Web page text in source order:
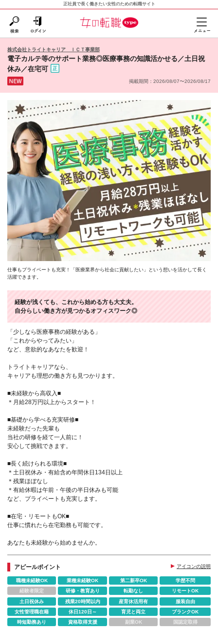
正社員で長く働きたい女性のための転職サイト
株式会社トライトキャリア ＩＣＴ事業部
電子カルテ等のサポート業務◎医療事務の知識活かせる／土日祝
休み／在宅可
掲載期間：2026/08/07〜2026/08/17
仕事もプライベートも充実！「医療業界から社会に貢献したい」という想いを活かして長く
活躍できます。
経験が浅くても、これから始める方も大丈夫。
自分らしい働き方が見つかるオフィスワーク◎
「少しなら医療事務の経験がある」
「これからやってみたい」
など、意欲的なあなたを歓迎！
トライトキャリアなら、
キャリアも理想の働き方も見つかります。
■未経験から高収入■
＊月給28万円以上からスタート！
■基礎から学べる充実研修■
未経験だった先輩も
当社の研修を経て一人前に！
安心して挑戦できます。
■長く続けられる環境■
＊土日祝休み・有給含め年間休日134日以上
＊残業ほぼなし
＊有給休暇は午前・午後の半日休みも可能
など、プライベートも充実します。
■在宅・リモートもOK■
仕事に慣れたら在宅勤務も可能です。
あなたも未経験から始めませんか。
アピールポイント アイコンの説明
職種未経験OK 業種未経験OK 第二新卒OK
学歴不問
経験者限定
研修・教育あり 転勤なし
リモートOK
土日祝休み
残業20時間以内 産育休活用有
服装自由
女性管理職在籍
休日120日～ 育児と両立
ブランクOK
時短勤務あり
資格取得支援 副業OK 国認定取得